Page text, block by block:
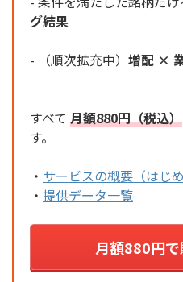
グ結果
- （順次拡充中） 増配 ×
すべて 月額880円（税込）
す。
・ サービスの概要（はじ
・ 提供データ一覧
月額880円